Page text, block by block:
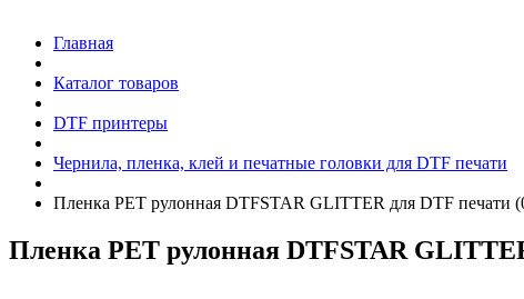
Главная
Каталог товаров
DTF принтеры
Чернила, пленка, клей и печатные головки для DTF печати
Пленка PET рулонная DTFSTAR GLITTER для DTF печати
Пленка PET рулонная DTFSTAR